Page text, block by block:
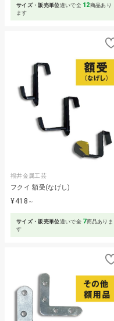
サイズ・販売単位違いで全 12商品あり
ます
福井金属工芸
フクイ 額受(なげし)
¥418 ～
サイズ・販売単位違いで全 7商品ありま
す